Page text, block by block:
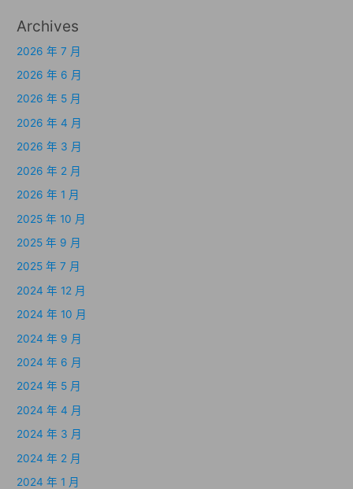
Archives
2026 年 7 月
2026 年 6 月
2026 年 5 月
2026 年 4 月
2026 年 3 月
2026 年 2 月
2026 年 1 月
2025 年 10 月
2025 年 9 月
2025 年 7 月
2024 年 12 月
2024 年 10 月
2024 年 9 月
2024 年 6 月
2024 年 5 月
2024 年 4 月
2024 年 3 月
2024 年 2 月
2024 年 1 月